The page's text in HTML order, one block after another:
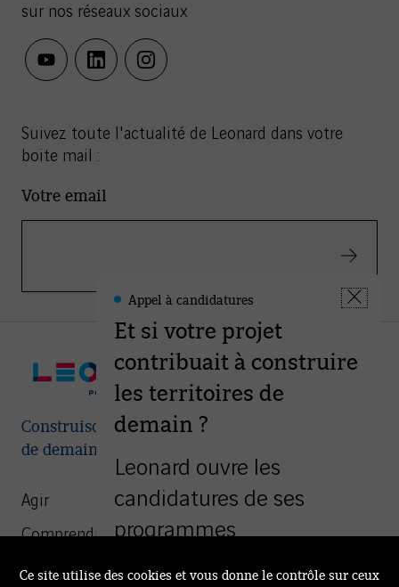
sur nos réseaux sociaux
youtubelinkedininstagram
Suivez toute l'actualité de Leonard dans votre
boite mail :
Votre email
Valider
Construisons ensemble les villes et territoires
de demain
Agir
Comprendre
We Are Leonard
Leonard
-
Informations
Fermer
Appel à candidatures
Et si votre projet
contribuait à construire
les territoires de
demain ?
Leonard ouvre les
candidatures de ses
programmes
Ce site utilise des cookies et vous donne le contrôle sur ceux